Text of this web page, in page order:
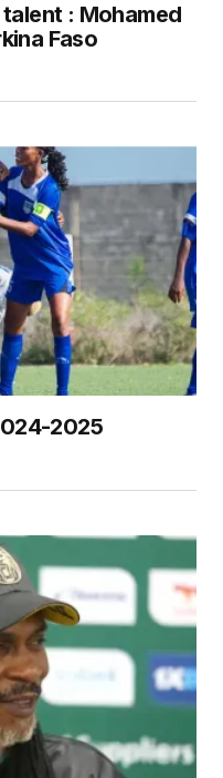
: Mohamed
Faso
2025